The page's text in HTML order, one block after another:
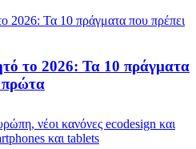
το 2026: Τα 10 πράγματα
πρώτα